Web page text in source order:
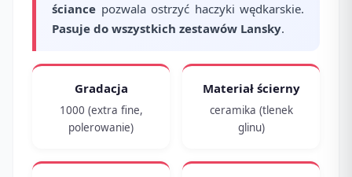
ściance pozwala ostrzyć haczyki wędkarskie.
Pasuje do wszystkich zestawów Lansky.
Gradacja
1000 (extra fine,
polerowanie)
Materiał ścierny
ceramika (tlenek
glinu)